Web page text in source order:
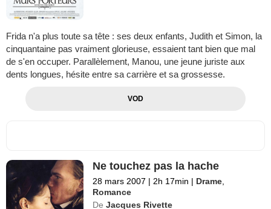
Frida n'a plus toute sa tête : ses deux enfants, Judith et Simon, la
cinquantaine pas vraiment glorieuse, essaient tant bien que mal
de s'en occuper. Parallèlement, Manou, une jeune juriste aux
dents longues, hésite entre sa carrière et sa grossesse.
VOD
Ne touchez pas la hache
28 mars 2007 | 2h 17min | Drame
Romance
De Jacques Rivette